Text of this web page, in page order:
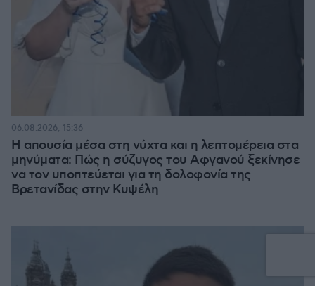
Η απουσία μέσα στη νύχτα και η λεπτομέρεια στα
μηνύματα: Πώς η σύζυγος του Αφγανού ξεκίνησε
να τον υποπτεύεται για τη δολοφονία της
Βρετανίδας στην Κυψέλη
06.08.2026, 15:36